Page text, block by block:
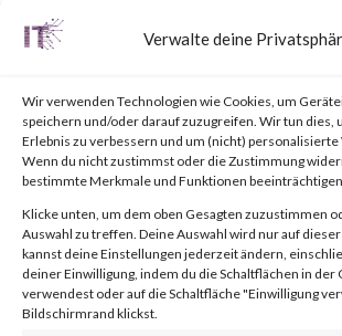
Verwalte deine
Wir verwenden Technologien wie Cookies, um
speichern und/oder darauf zuzugreifen. Wir tun dies,
Erlebnis zu verbessern und um (nicht) personalisierte
Wenn du nicht zustimmst oder die Zustimmung
bestimmte Merkmale und Funktionen beeinträchtigen.
Klicke unten, um dem oben Gesagten zuzustimmen
Auswahl zu treffen. Deine Auswahl wird nur auf
kannst deine Einstellungen jederzeit ändern,
deiner Einwilligung, indem du die Schaltflächen in der
verwendest oder auf die Schaltfläche "Einwilligung
Bildschirmrand klickst.
and CVE-
2024-
von|26. Jan. 2024|Unkategorisiert|0
Facebook 0